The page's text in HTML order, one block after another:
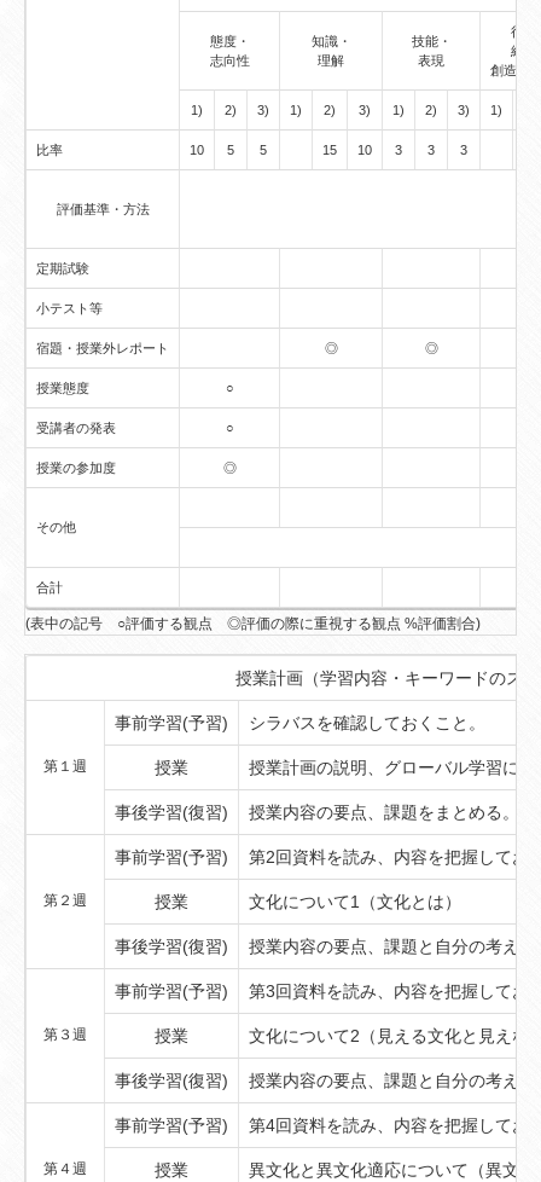
態度・
志向性
知識・
理解
技能・
表現
行動
経験
創造的
1) 2) 3) 1) 2) 3) 1) 2) 3) 1)
比率 10 5 5 15 10 3 3 3
評価基準・方法
定期試験
小テスト等
宿題・授業外レポート ◎ ◎
授業態度 ○
受講者の発表 ○
授業の参加度 ◎
その他
合計
(表中の記号 ○評価する観点 ◎評価の際に重視する観点 %評価割合)
授業計画（学習内容・キーワードのス
第１週
事前学習(予習) シラバスを確認しておくこと。
授業 授業計画の説明、グローバル学習につ
事後学習(復習) 授業内容の要点、課題をまとめる。
第２週
事前学習(予習) 第2回資料を読み、内容を把握してお
授業 文化について1（文化とは）
事後学習(復習) 授業内容の要点、課題と自分の考えを
第３週
事前学習(予習) 第3回資料を読み、内容を把握してお
授業 文化について2（見える文化と見えな
事後学習(復習) 授業内容の要点、課題と自分の考えを
第４週
事前学習(予習) 第4回資料を読み、内容を把握してお
授業 異文化と異文化適応について（異文